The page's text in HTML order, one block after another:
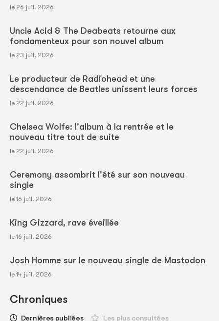
le 26 juil. 2026
Uncle Acid & The Deabeats retourne aux
fondamenteux pour son nouvel album
le 23 juil. 2026
Le producteur de Radiohead et une
descendance de Beatles unissent leurs forces
le 22 juil. 2026
Chelsea Wolfe: l'album à la rentrée et le
nouveau titre tout de suite
le 22 juil. 2026
Ceremony assombrit l'été sur son nouveau
single
le 16 juil. 2026
King Gizzard, rave éveillée
le 16 juil. 2026
Josh Homme sur le nouveau single de Mastodon
le 14 juil. 2026
Chroniques
Dernières publiées Les plus consultées